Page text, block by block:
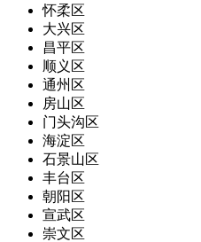
怀柔区
大兴区
昌平区
顺义区
通州区
房山区
门头沟区
海淀区
石景山区
丰台区
朝阳区
宣武区
崇文区